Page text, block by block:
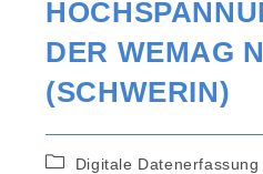
DER WEMAG
(SCHWERIN)
Digitale